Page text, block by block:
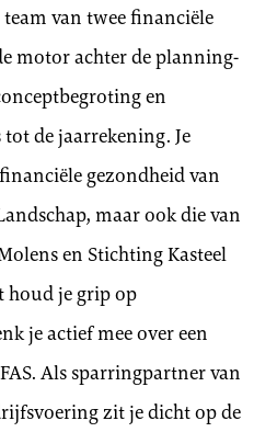
team van twee financiële
motor achter de planning-
en
de jaarrekening. Je
gezondheid van
maar ook die van
en Stichting Kasteel
houd je grip op
je actief mee over een
Als sparringpartner van
zit je dicht op de